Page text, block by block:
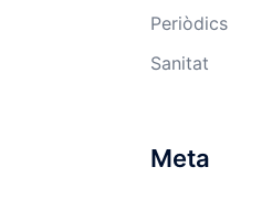
Periòdics
Sanitat
Meta